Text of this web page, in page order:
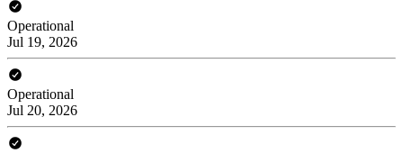
Operational
Jul 19, 2026
Operational
Jul 20, 2026